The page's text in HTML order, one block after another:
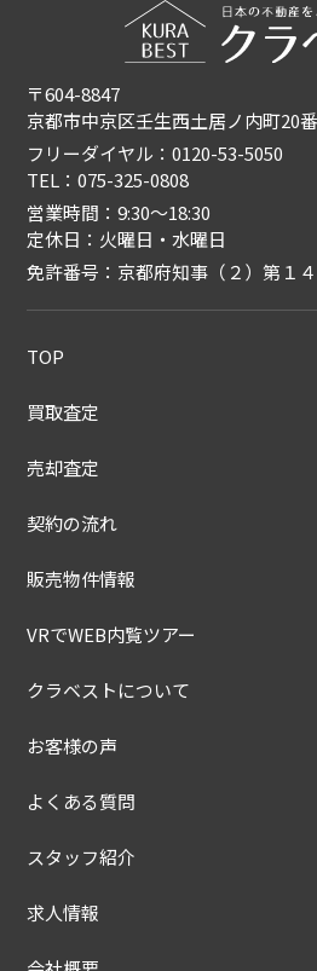
〒604-8847
京都市中京区壬生西土居ノ内町20
フリーダイヤル：0120-53-5050
TEL：075-325-0808
営業時間：9:30〜18:30
定休日：火曜日・水曜日
免許番号：京都府知事（２）第１
TOP
買取査定
売却査定
契約の流れ
販売物件情報
VRでWEB内覧ツアー
クラベストについて
お客様の声
よくある質問
スタッフ紹介
求人情報